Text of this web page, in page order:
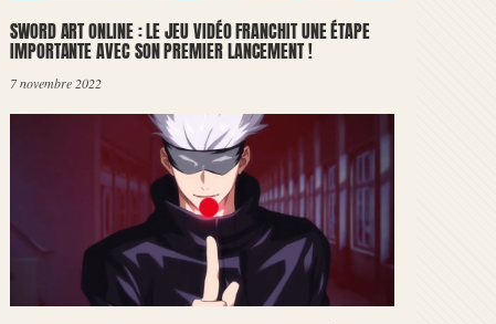
SWORD ART ONLINE : LE JEU VIDÉO FRANCHIT UNE ÉTAPE
IMPORTANTE AVEC SON PREMIER LANCEMENT !
7 novembre 2022